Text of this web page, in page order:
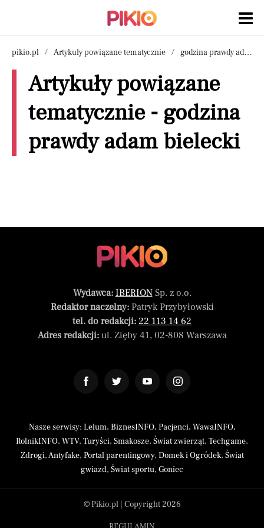
pikio.pl Artykuły powiązane tematycznie godzina prawdy adam bielecki
Artykuły powiązane
tematycznie - godzina
prawdy adam bielecki
Wydawca: IBERIONSp. z o.o.
Redaktor naczelny:Patryk Przybyłowski
tel. do redakcji: 22 113 14 62
Adres redakcji:ul. Zięby 41, 02-808 Warszawa
Nasze serwisy: Lelum, BiznesINFO, Pacjenci, WawaINFO,
RolnikINFO, WTV, Turyści, Smakosze, Świat zwierząt, Techgame,
Zdrogi,Antyfake, Portal parentingowy, Domek i Ogródek, Świat
gwiazd, Świat sportu, Goniec
© Pikio.pl | Copyright 2026